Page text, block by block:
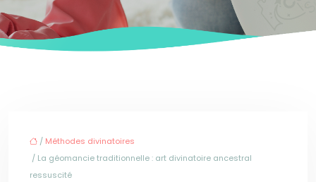
/ Méthodes divinatoires
/ La géomancie traditionnelle : art divinatoire ancestral
ressuscité